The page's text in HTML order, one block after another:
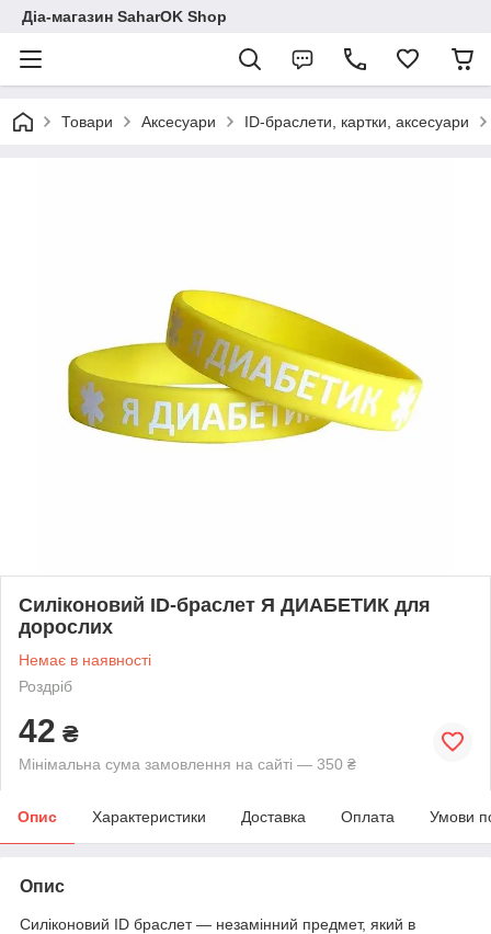
Діа-магазин SaharOK Shop
Товари Аксесуари ID-браслети, картки, аксесуари
Силіконовий ID-браслет Я ДИАБЕТИК для
дорослих
Немає в наявності
Роздріб
42 ₴
Мінімальна сума замовлення на сайті — 350 ₴
Опис Характеристики Доставка Оплата Умови
Опис
Силіконовий ID браслет — незамінний предмет, який в